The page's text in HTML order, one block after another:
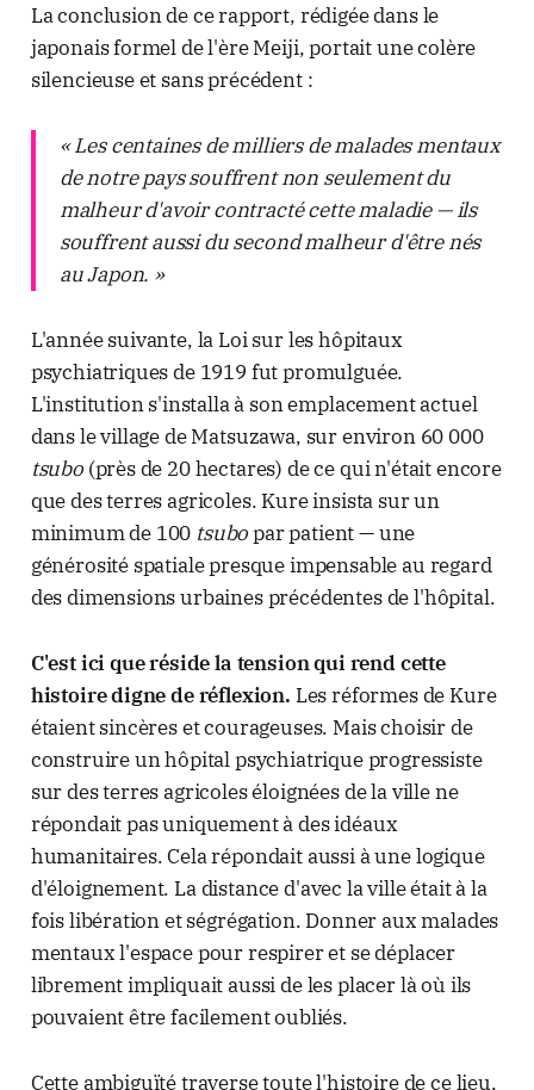
La conclusion de ce rapport, rédigée dans le
japonais formel de l'ère Meiji, portait une colère
silencieuse et sans précédent :
« Les centaines de milliers de malades mentaux
de notre pays souffrent non seulement du
malheur d'avoir contracté cette maladie — ils
souffrent aussi du second malheur d'être nés
au Japon. »
L'année suivante, la Loi sur les hôpitaux
psychiatriques de 1919 fut promulguée.
L'institution s'installa à son emplacement actuel
dans le village de Matsuzawa, sur environ 60 000
tsubo(près de 20 hectares) de ce qui n'était encore
que des terres agricoles. Kure insista sur un
minimum de 100 tsubopar patient — une
générosité spatiale presque impensable au regard
des dimensions urbaines précédentes de l'hôpital.
C'est ici que réside la tension qui rend cette
histoire digne de réflexion. Les réformes de Kure
étaient sincères et courageuses. Mais choisir de
construire un hôpital psychiatrique progressiste
sur des terres agricoles éloignées de la ville ne
répondait pas uniquement à des idéaux
humanitaires. Cela répondait aussi à une logique
d'éloignement. La distance d'avec la ville était à la
fois libération et ségrégation. Donner aux malades
mentaux l'espace pour respirer et se déplacer
librement impliquait aussi de les placer là où ils
pouvaient être facilement oubliés.
Cette ambiguïté traverse toute l'histoire de ce lieu,